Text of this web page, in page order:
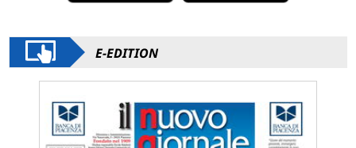
E-EDITION